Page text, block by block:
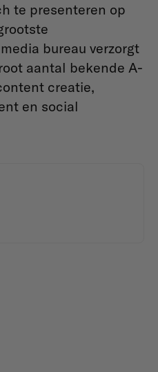
te presenteren op
bureau verzorgt
aantal bekende A-
creatie,
en social